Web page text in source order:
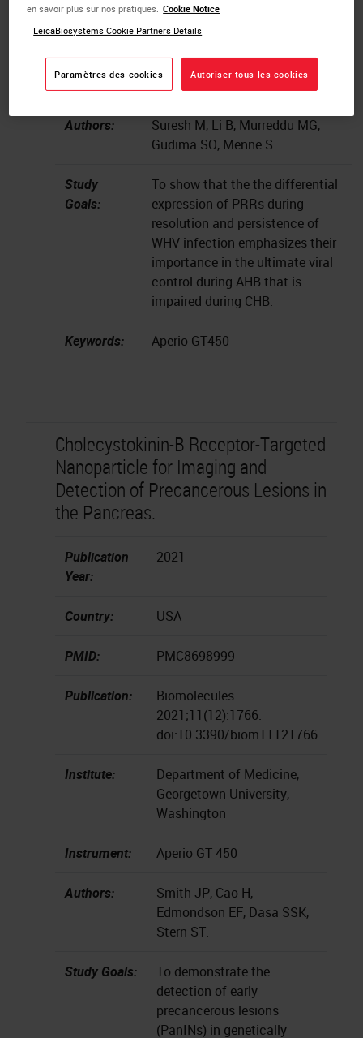
Immunology, Georgetown
University Medical Center,
Aperio GT 450
Authors:
Suresh M, Li B, Murreddu MG,
Gudima SO, Menne S.
Study
Goals:
To show that the the differential
expression of PRRs during
resolution and persistence of
WHV infection emphasizes their
importance in the ultimate viral
control during AHB that is
impaired during CHB.
Keywords: Aperio GT450
Cholecystokinin-B Receptor-Targeted
Nanoparticle for Imaging and
Detection of Precancerous Lesions in
the Pancreas.
Publication
Year:
2021
Country: USA
PMID: PMC8698999
Publication:
Biomolecules.
2021;11(12):1766.
doi:10.3390/biom11121766
Institute:
Department of Medicine,
Georgetown University,
Washington
Instrument: Aperio GT 450
Authors:
Smith JP, Cao H,
Edmondson EF, Dasa SSK,
Stern ST.
Study Goals:
To demonstrate the
detection of early
precancerous lesions
(PanINs) in genetically
en savoir plus sur nos pratiques.
Cookie Notice
LeicaBiosystems Cookie Partners Details
Paramètres des cookies Autoriser tous les cookies